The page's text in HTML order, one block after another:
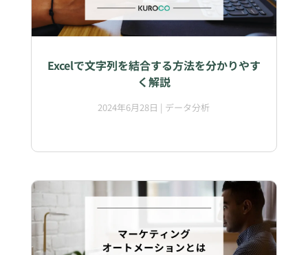
Excelで文字列を結合する方法を分かりやす
く解説
2024年6月28日 | データ分析